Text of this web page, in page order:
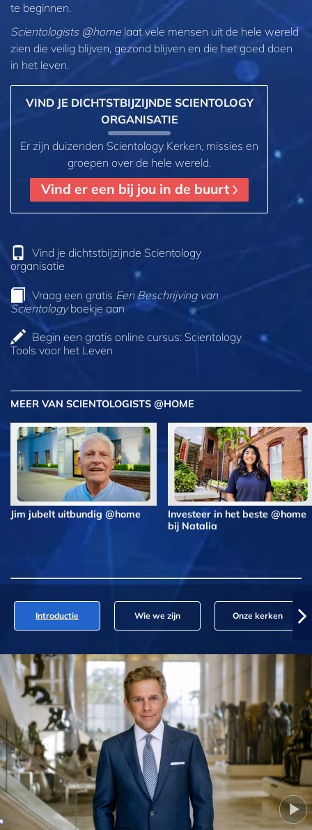
te beginnen.
Scientologists @homelaat vele mensen uit de hele wereld
zien die veilig blijven, gezond blijven en die het goed doen
in het leven.
VIND JE DICHTSTBIJZIJNDE SCIENTOLOGY
ORGANISATIE
Er zijn duizenden Scientology Kerken, missies en
groepen over de hele wereld.
Vind er een bij jou in de buurt
Vind je dichtstbijzijnde Scientology
organisatie
Vraag een gratis Een Beschrijving van
Scientologyboekje aan
Begin een gratis online cursus: Scientology
Tools voor het Leven
MEER VAN SCIENTOLOGISTS @HOME
Jim jubelt uitbundig @home
Investeer in het beste @home
bij Natalia
Introductie Wie we zijn Onze kerken